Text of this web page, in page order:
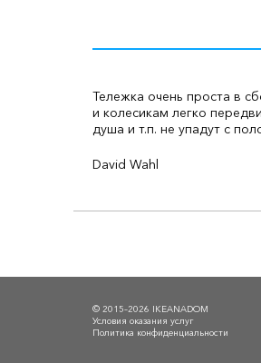
Тележка очень проста в
и колесикам легко
душа и т.п. не упадут с
David Wahl
© 2015–2026 IKEANADOM
Условия оказания услуг
Политика конфиденциальности